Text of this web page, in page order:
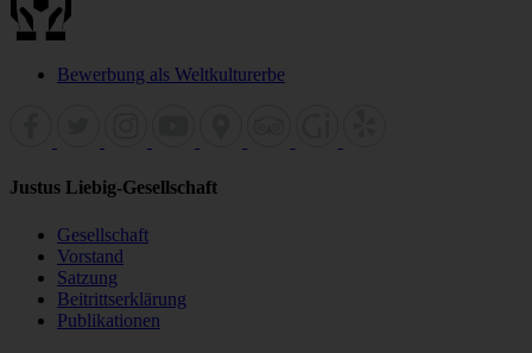
Bewerbung als Weltkulturerbe
Justus Liebig-Gesellschaft
Gesellschaft
Vorstand
Satzung
Beitrittserklärung
Publikationen